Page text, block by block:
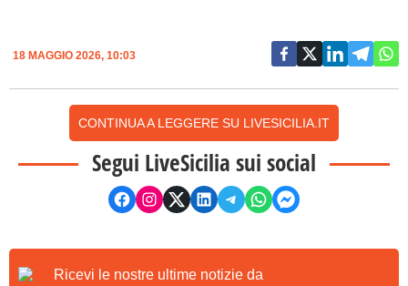
18 MAGGIO 2026, 10:03
CONTINUA A LEGGERE SU LIVESICILIA.IT
Segui LiveSicilia sui social
Ricevi le nostre ultime notizie da